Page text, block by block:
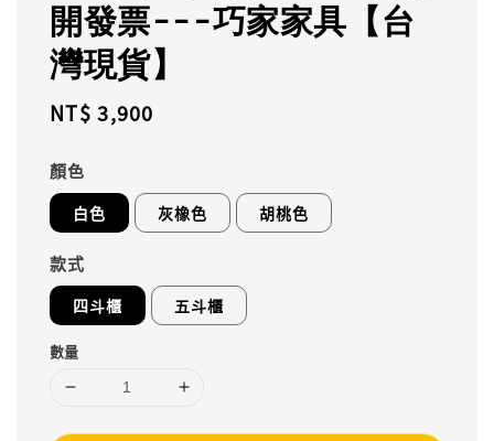
開發票---巧家家具【台
灣現貨】
Regular
NT$ 3,900
顏色
白色 灰橡色 胡桃色
款式
四斗櫃 五斗櫃
數量